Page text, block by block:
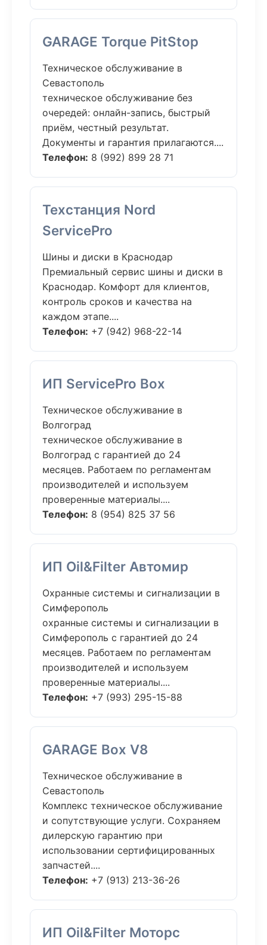
GARAGE Torque PitStop
Техническое обслуживание в
Севастополь
техническое обслуживание без
очередей: онлайн-запись, быстрый
приём, честный результат.
Документы и гарантия прилагаются....
Телефон: 8 (992) 899 28 71
Техстанция Nord
ServicePro
Шины и диски в Краснодар
Премиальный сервис шины и диски в
Краснодар. Комфорт для клиентов,
контроль сроков и качества на
каждом этапе....
Телефон: +7 (942) 968-22-14
ИП ServicePro Box
Техническое обслуживание в
Волгоград
техническое обслуживание в
Волгоград с гарантией до 24
месяцев. Работаем по регламентам
производителей и используем
проверенные материалы....
Телефон: 8 (954) 825 37 56
ИП Oil&Filter Автомир
Охранные системы и сигнализации в
Симферополь
охранные системы и сигнализации в
Симферополь с гарантией до 24
месяцев. Работаем по регламентам
производителей и используем
проверенные материалы....
Телефон: +7 (993) 295-15-88
GARAGE Box V8
Техническое обслуживание в
Севастополь
Комплекс техническое обслуживание
и сопутствующие услуги. Сохраняем
дилерскую гарантию при
использовании сертифицированных
запчастей....
Телефон: +7 (913) 213-36-26
ИП Oil&Filter Моторс